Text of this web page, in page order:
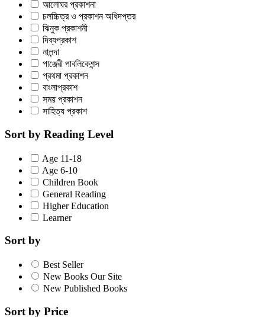
আলোঘর প্রকাশনা
চলচ্চিত্র ও প্রকাশন অধিদপ্তর
ঝিনুক প্রকাশনী
দিব্যপ্রকাশ
নালন্দা
পাঞ্জেরী পাবলিকেশন্স
প্রথমা প্রকাশন
বাংলাপ্রকাশ
সময় প্রকাশন
সাহিত্য প্রকাশ
Sort by Reading Level
Age 11-18
Age 6-10
Children Book
General Reading
Higher Education
Learner
Sort by
Best Seller
New Books Our Site
New Published Books
Sort by Price